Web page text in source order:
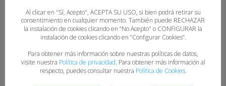
Al clicar en "Sí, Acepto", ACEPTA SU USO, si bien podrá retirar su
consentimiento en cualquier momento. También puede RECHAZAR
la instalación de cookies clicando en “No Acepto" o CONFIGURAR la
instalación de cookies clicando en “Configurar Cookies”.
Para obtener más información sobre nuestras políticas de datos,
visite nuestra Política de privacidad. Para obtener más información al
respecto, puedes consultar nuestra Política de Cookies.